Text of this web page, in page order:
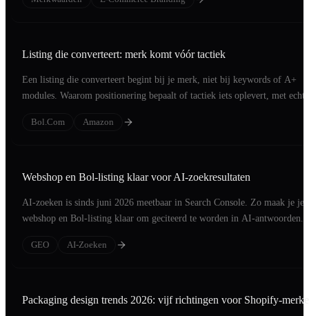
Listing die converteert: merk komt vóór tactiek
Een listing die converteert begint bij je merk, niet bij keywords of A+
modules. Waarom positionering bepaalt of tactiek iets oplevert, met echte
Bol.com
Amazon
Webshop en Bol-listing klaar voor AI-zoekresultaten
AI-zoeken is sinds juni 2026 meetbaar in Search Console. Zo maak je je
webshop en Bol-listing klaar om geciteerd te worden in AI-antwoorden.
GEO AI-Zoeken
Packaging design trends 2026: vijf richtingen voor Shopify-